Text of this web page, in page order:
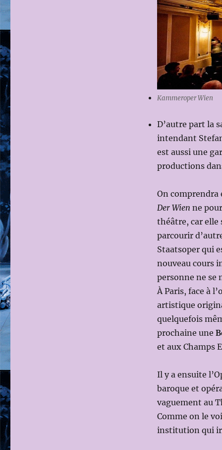
Kammeroper Wien
D’autre part la
intendant
est aussi une
productions
On comprendra
Der Wien ne
théâtre, car elle
parcourir
Staatsoper qui
nouveau cours
personne ne se
À Paris, face à
artistique
quelquefois
prochaine une
et aux Champs
Il y a ensuite
baroque et
vaguement au
Comme on le
institution qui